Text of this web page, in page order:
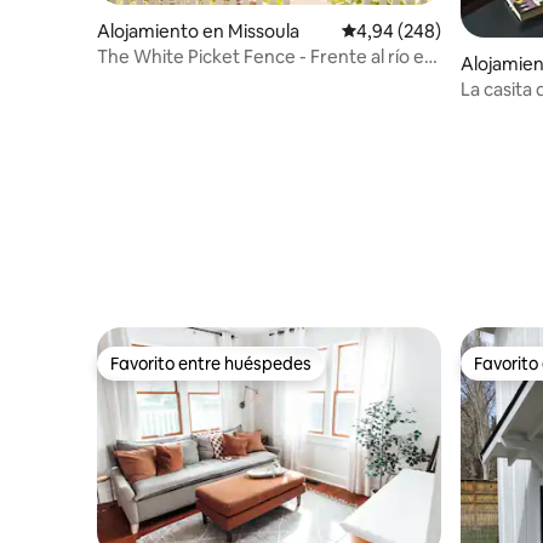
Alojamiento en Missoula Calificación promedio:
4,94 (248)
The White Picket Fence - Frente al río en
La casita
Favorito entre huéspedes
Favorito entre huéspedes